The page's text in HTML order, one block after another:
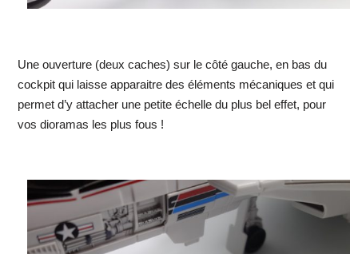
Une ouverture (deux caches) sur le côté gauche, en bas du
cockpit qui laisse apparaitre des éléments mécaniques et qui
permet d’y attacher une petite échelle du plus bel effet, pour
vos dioramas les plus fous !